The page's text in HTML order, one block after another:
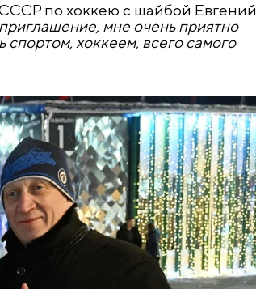
по хоккею с шайбой Евгений
мне очень приятно
спортом, хоккеем, всего самого